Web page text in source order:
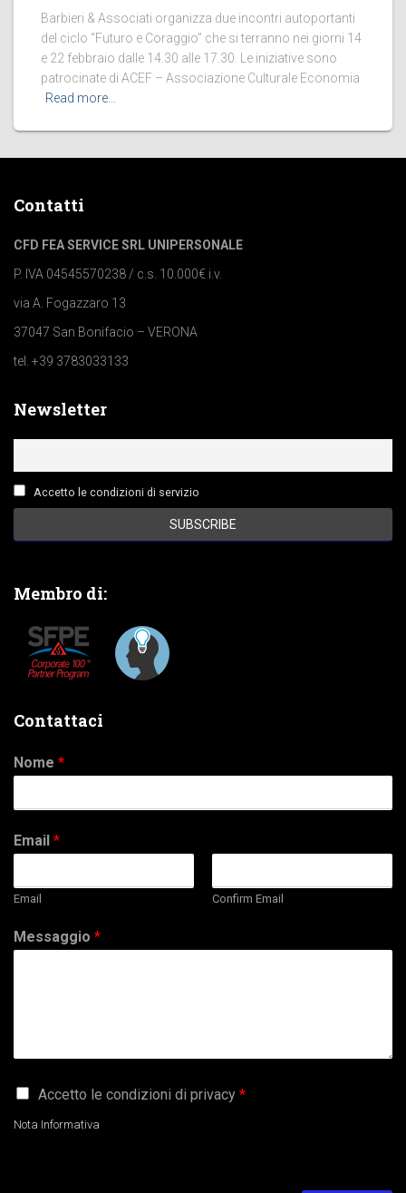
Barbieri & Associati organizza due incontri autoportanti
del ciclo “Futuro e Coraggio” che si terranno nei giorni 14
e 22 febbraio dalle 14.30 alle 17.30. Le iniziative sono
patrocinate di ACEF – Associazione Culturale Economia
Read more…
Contatti
CFD FEA SERVICE SRL UNIPERSONALE
P. IVA 04545570238 / c.s. 10.000€ i.v.
via A. Fogazzaro 13
37047 San Bonifacio – VERONA
tel. +39 3783033133
Newsletter
Accetto le condizioni di servizio
Membro di:
Contattaci
Nome *
Email *
Email Confirm Email
Messaggio *
G
P
Accetto le condizioni di privacy *
Nota Informativa